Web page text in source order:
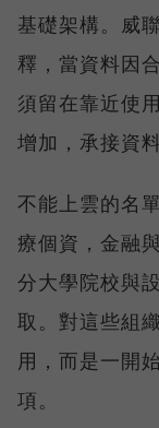
基礎架構。威
釋，當資料因
須留在靠近使
增加，承接資
不能上雲的名
療個資，金融
分大學院校與
取。對這些組
用，而是一開
項。